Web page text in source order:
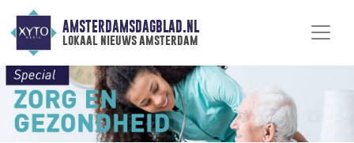
AMSTERDAMSDAGBLAD.NL
lokaal nieuws amsterdam